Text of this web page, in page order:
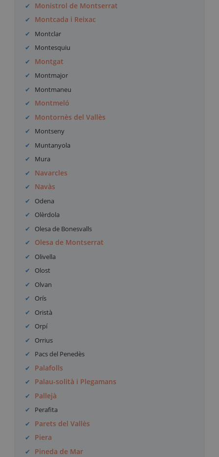
Monistrol de Montserrat
Montcada i Reixac
Montclar
Montesquiu
Montgat
Montmajor
Montmaneu
Montmeló
Montornès del Vallès
Montseny
Muntanyola
Mura
Navarcles
Navàs
Odena
Olèrdola
Olesa de Bonesvalls
Olesa de Montserrat
Olivella
Olost
Olvan
Orís
Oristà
Orpí
Orrius
Pacs del Penedès
Palafolls
Palau-solità i Plegamans
Pallejà
Perafita
Parets del Vallès
Piera
Pineda de Mar